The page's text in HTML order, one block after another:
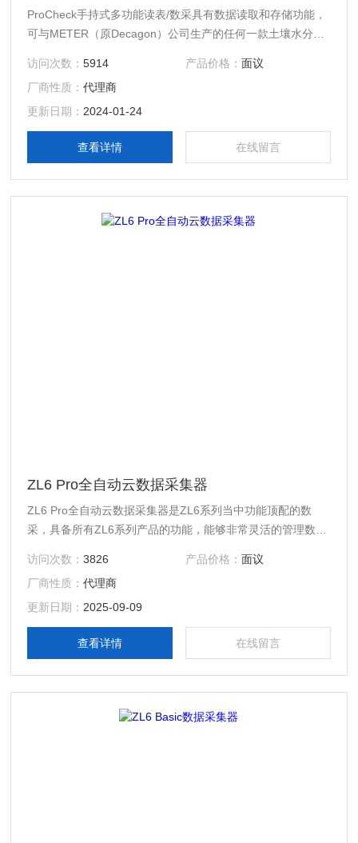
ProCheck手持式多功能读表/数采具有数据读取和存储功能，
可与METER（原Decagon）公司生产的任何一款土壤水分传
访问次数：5914 产品价格： 面议
厂商性质：代理商
更新日期： 2024-01-24
查看详情 在线留言
ZL6 Pro全自动云数据采集器
ZL6 Pro全自动云数据采集器是ZL6系列当中功能顶配的数
采，具备所有ZL6系列产品的功能，能够非常灵活的管理数
访问次数：3826 产品价格： 面议
厂商性质：代理商
更新日期： 2025-09-09
查看详情 在线留言